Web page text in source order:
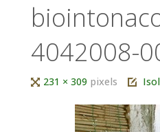
4042008-
Tutta231 × 309 pixels